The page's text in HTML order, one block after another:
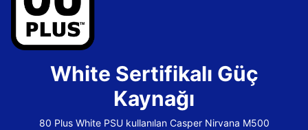
White Sertifikalı Güç
Kaynağı
80 Plus White PSU kullanılan Casper Nirvana M500